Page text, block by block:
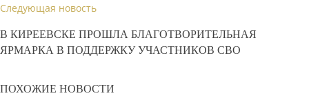
Следующая новость
В КИРЕЕВСКЕ ПРОШЛА БЛАГОТВОРИТЕЛЬНАЯ
ЯРМАРКА В ПОДДЕРЖКУ УЧАСТНИКОВ СВО
ПОХОЖИЕ НОВОСТИ